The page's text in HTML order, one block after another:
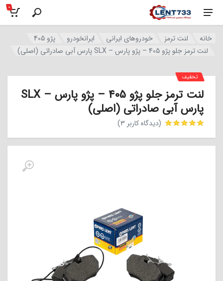
0
خانه لنت ترمز خودروهای ایرانی ایرانخودرو
پژو 405
لنت ترمز جلو پژو 405 – پژو پارس – SLX پارس آبی صادراتی (اصلی)
لنت ترمز جلو پژو 405 – پژو پارس – SLX
پارس آبی صادراتی (اصلی)
مشتری
(دیدگاه کاربر 3
)
تخفیف